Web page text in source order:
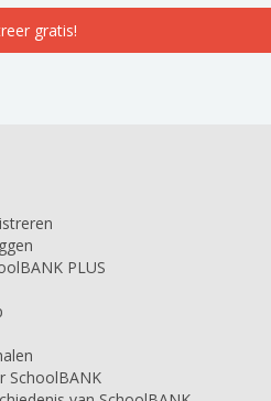
gratis!
PLUS
SchoolBANK